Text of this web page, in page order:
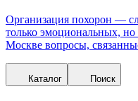
Организация похорон —
только эмоциональных,
Москве вопросы,
Каталог Поиск